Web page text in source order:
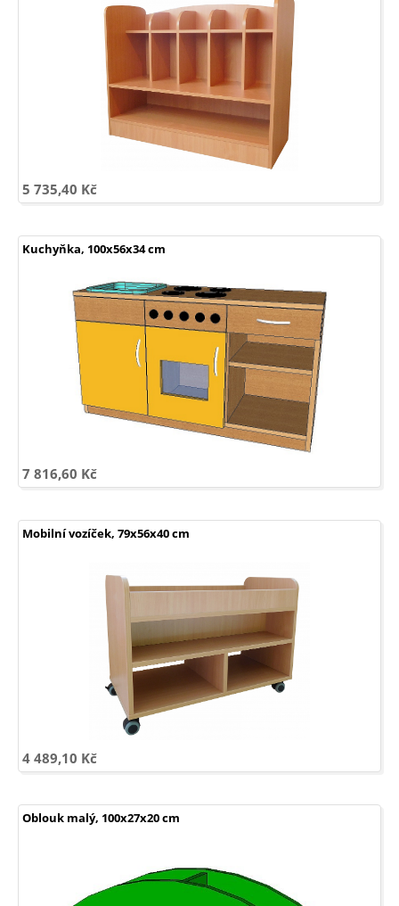
5 735,40 Kč
Kuchyňka, 100x56x34 cm
7 816,60 Kč
Mobilní vozíček, 79x56x40 cm
4 489,10 Kč
Oblouk malý, 100x27x20 cm